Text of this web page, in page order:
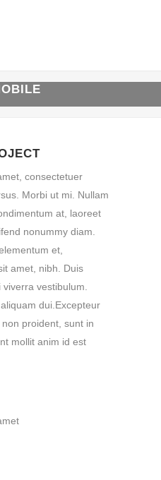
consectetuer
Morbi ut mi. Nullam
at, laoreet
nonummy diam.
et,
amet, nibh. Duis
vestibulum.
dui.Excepteur
proident, sunt in
mollit anim id est